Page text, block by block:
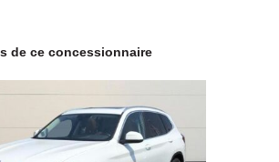
avec plus de 14 000 voitures dans toute la
de ce concessionnaire